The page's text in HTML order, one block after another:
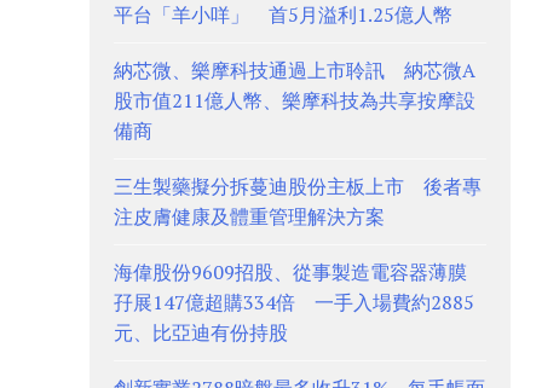
平台「羊小咩」 首5月溢利1.25億人幣
納芯微、樂摩科技通過上市聆訊 納芯微A
股市值211億人幣、樂摩科技為共享按摩設
備商
三生製藥擬分拆蔓迪股份主板上市 後者專
注皮膚健康及體重管理解決方案
海偉股份9609招股、從事製造電容器薄膜
孖展147億超購334倍 一手入場費約2885
元、比亞迪有份持股